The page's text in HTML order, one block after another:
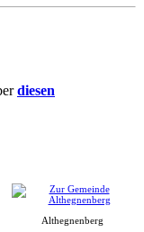
diesen
Althegnenberg